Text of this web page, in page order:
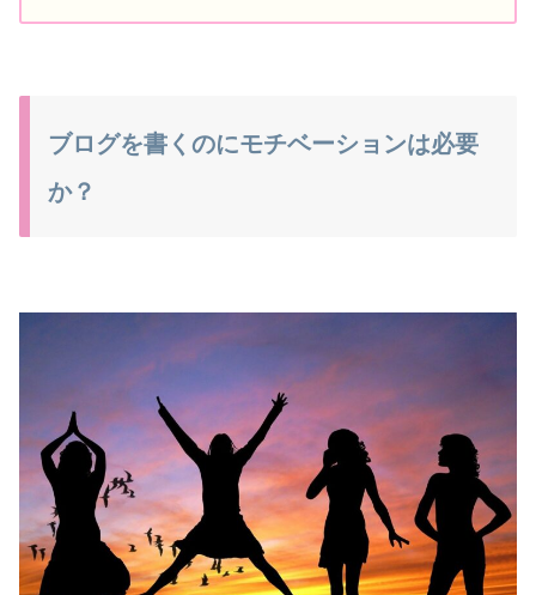
ブログを書くのにモチベーションは必要
か？